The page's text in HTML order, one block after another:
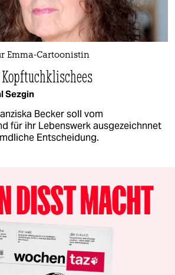
Emma-Cartoonistin
Sezgin
Becker soll vom
für ihr Lebenswerk ausgezeichnnet
Entscheidung.